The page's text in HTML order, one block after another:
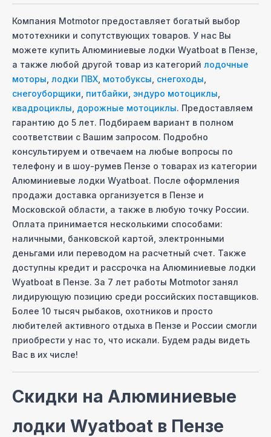
Компания Motmotor предоставляет богатый выбор
мототехники и сопутствующих товаров. У нас Вы
можете купить Алюминиевые лодки Wyatboat в Пензе
а также любой другой товар из категорий лодочные
моторы лодки ПВХ мотобуксы снегоходы
снегоуборщики питбайки эндуро мотоциклы
квадроциклы дорожные мотоциклы. Предоставляем
гарантию до 5 лет. Подбираем вариант в полном
соответствии с Вашим запросом. Подробно
консультируем и отвечаем на любые вопросы по
телефону и в шоу-румев Пензе о товарах из категории
Алюминиевые лодки Wyatboat. После оформления
продажи доставка организуется в Пензе и
Московcкой области, а также в любую точку России.
Оплата принимается несколькими способами:
наличными, банковской картой, электронными
деньгами или переводом на расчетный счет. Также
доступны кредит и рассрочка на Алюминиевые лодки
Wyatboat в Пензе. За 7 лет работы Motmotor занял
лидирующую позицию среди российских поставщиков.
Более 10 тысяч рыбаков, охотников и просто
любителей активного отдыха в Пензе и России смогли
приобрести у нас то, что искали. Будем рады видеть
Вас в их числе!
Скидки на Алюминиевые
лодки Wyatboat в Пензе